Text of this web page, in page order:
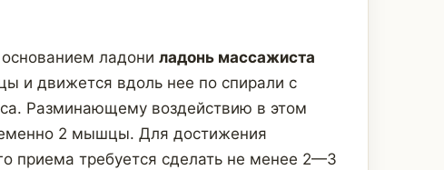
ладони ладонь массажиста
и движется вдоль нее по спирали с
Разминающему воздействию в этом
2 мышцы. Для достижения
приема требуется сделать не менее 2—3